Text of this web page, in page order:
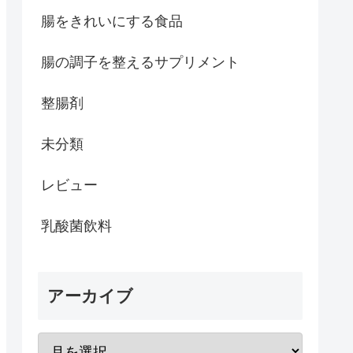
腸をきれいにする食品
腸の調子を整えるサプリメント
整腸剤
未分類
レビュー
乳酸菌飲料
アーカイブ